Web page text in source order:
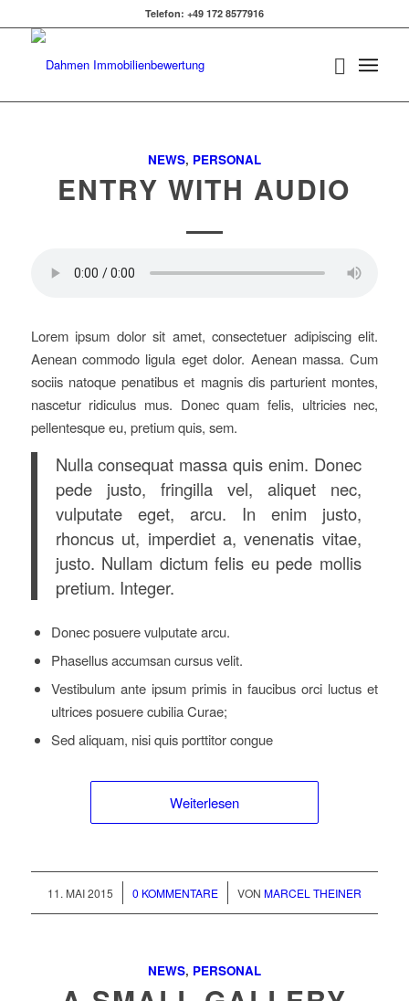
Telefon: +49 172 8577916
NEWS, PERSONAL
ENTRY WITH AUDIO
Lorem ipsum dolor sit amet, consectetuer adipiscing elit.
Aenean commodo ligula eget dolor. Aenean massa. Cum
sociis natoque penatibus et magnis dis parturient montes,
nascetur ridiculus mus. Donec quam felis, ultricies nec,
pellentesque eu, pretium quis, sem.
Nulla consequat massa quis enim. Donec
pede justo, fringilla vel, aliquet nec,
vulputate eget, arcu. In enim justo,
rhoncus ut, imperdiet a, venenatis vitae,
justo. Nullam dictum felis eu pede mollis
pretium. Integer.
Donec posuere vulputate arcu.
Phasellus accumsan cursus velit.
Vestibulum ante ipsum primis in faucibus orci luctus et
ultrices posuere cubilia Curae;
Sed aliquam, nisi quis porttitor congue
Weiterlesen
11. MAI 2015
/ 0 KOMMENTARE
/ VON MARCEL THEINER
NEWS, PERSONAL